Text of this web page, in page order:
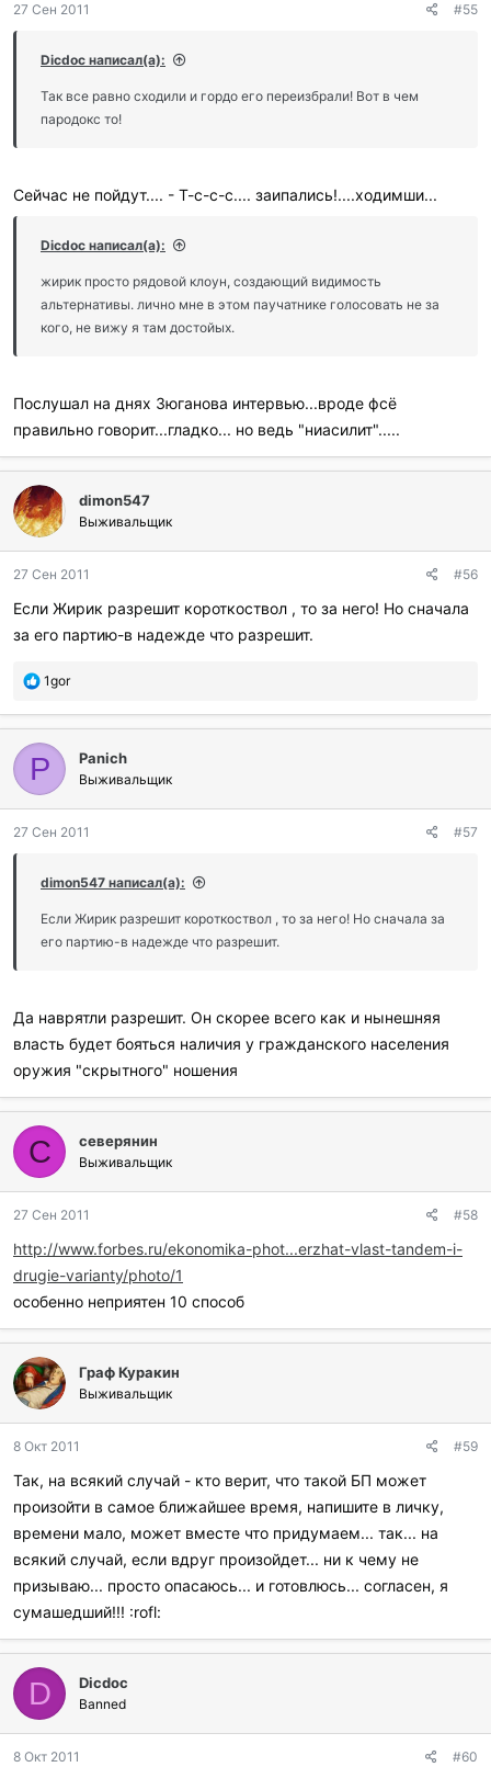
27 Сен 2011 #55
Dicdoc написал(а):
Так все равно сходили и гордо его переизбрали! Вот в чем
пародокс то!
Сейчас не пойдут.... - Т-с-с-с.... заипались!....ходимши...
Dicdoc написал(а):
жирик просто рядовой клоун, создающий видимость
альтернативы. лично мне в этом паучатнике голосовать не за
кого, не вижу я там достойых.
Послушал на днях Зюганова интервью...вроде фсё
правильно говорит...гладко... но ведь "ниасилит".....
dimon547
Выживальщик
27 Сен 2011 #56
Если Жирик разрешит короткоствол , то за него! Но сначала
за его партию-в надежде что разрешит.
П
б
л
а
о
а
и
и
:
1gor
P Panich
Выживальщик
27 Сен 2011 #57
dimon547 написал(а):
Если Жирик разрешит короткоствол , то за него! Но сначала за
его партию-в надежде что разрешит.
Да наврятли разрешит. Он скорее всего как и нынешняя
власть будет бояться наличия у гражданского населения
оружия "скрытного" ношения
С северянин
Выживальщик
27 Сен 2011 #58
http://www.forbes.ru/ekonomika-phot...erzhat-vlast-tandem-i-
drugie-varianty/photo/1
особенно неприятен 10 способ
Граф Куракин
Выживальщик
8 Окт 2011 #59
Так, на всякий случай - кто верит, что такой БП может
произойти в самое ближайшее время, напишите в личку,
времени мало, может вместе что придумаем... так... на
всякий случай, если вдруг произойдет... ни к чему не
призываю... просто опасаюсь... и готовлюсь... согласен, я
сумашедший!!! :rofl:
D Dicdoc
Banned
8 Окт 2011 #60